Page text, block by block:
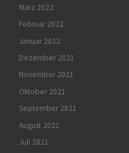
März 2022
Februar 2022
Januar 2022
Dezember 2021
November 2021
Oktober 2021
September 2021
August 2021
Juli 2021